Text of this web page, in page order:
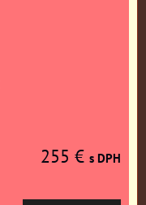
255 € s DPH